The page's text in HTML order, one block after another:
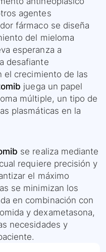
agentes
fármaco se diseña
del mieloma
esperanza a
desafiante
el crecimiento de las
juega un papel
múltiple, un tipo de
plasmáticas en la
se realiza mediante
requiere precisión y
el máximo
se minimizan los
en combinación con
y dexametasona,
necesidades y